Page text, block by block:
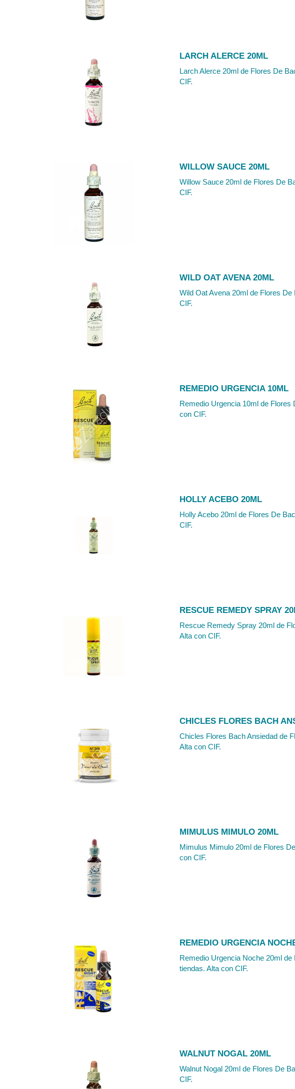
LARCH ALERCE 20ML
Larch Alerce 20ml de Flores De
CIF.
WILLOW SAUCE 20ML
Willow Sauce 20ml de Flores De
CIF.
WILD OAT AVENA 20ML
Wild Oat Avena 20ml de Flores
CIF.
REMEDIO URGENCIA 10ML
Remedio Urgencia 10ml de Flores
con CIF.
HOLLY ACEBO 20ML
Holly Acebo 20ml de Flores De
CIF.
RESCUE REMEDY SPRAY
Rescue Remedy Spray 20ml de
Alta con CIF.
CHICLES FLORES BACH
Chicles Flores Bach Ansiedad de
Alta con CIF.
MIMULUS MIMULO 20ML
Mimulus Mimulo 20ml de Flores
con CIF.
REMEDIO URGENCIA
Remedio Urgencia Noche 20ml
tiendas. Alta con CIF.
WALNUT NOGAL 20ML
Walnut Nogal 20ml de Flores De
CIF.